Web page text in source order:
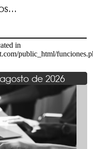
in
public_html/
de 2026